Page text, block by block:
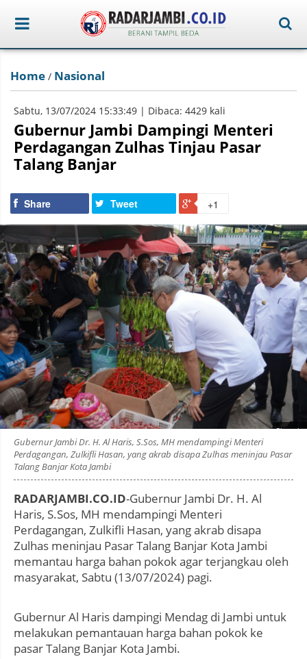
Home / Nasional
Sabtu, 13/07/2024 15:33:49 | Dibaca: 4429 kali
Gubernur Jambi Dampingi Menteri
Perdagangan Zulhas Tinjau Pasar
Talang Banjar
Share Tweet +1
Photo by
Gubernur Jambi Dr. H. Al Haris, S.Sos, MH mendampingi Menteri
Perdagangan, Zulkifli Hasan, yang akrab disapa Zulhas meninjau Pasar
Talang Banjar Kota Jambi
RADARJAMBI.CO.ID-Gubernur Jambi Dr. H. Al
Haris, S.Sos, MH mendampingi Menteri
Perdagangan, Zulkifli Hasan, yang akrab disapa
Zulhas meninjau Pasar Talang Banjar Kota Jambi
memantau harga bahan pokok agar terjangkau oleh
masyarakat, Sabtu (13/07/2024) pagi.
Gubernur Al Haris dampingi Mendag di Jambi untuk
melakukan pemantauan harga bahan pokok ke
pasar Talang Banjar Kota Jambi.